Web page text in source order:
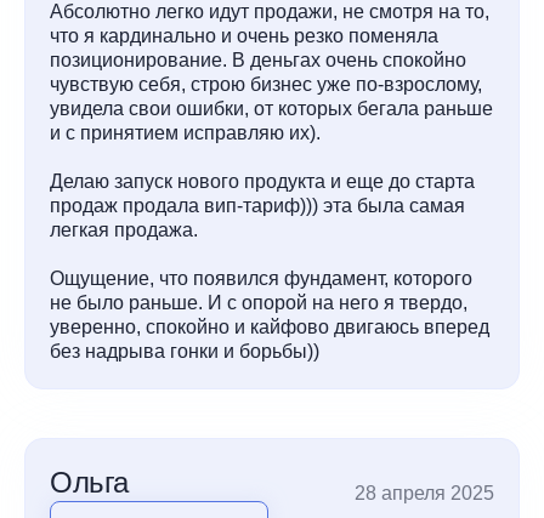
Абсолютно легко идут продажи, не смотря на то,
что я кардинально и очень резко поменяла
позиционирование. В деньгах очень спокойно
чувствую себя, строю бизнес уже по-взрослому,
увидела свои ошибки, от которых бегала раньше
и с принятием исправляю их).
Делаю запуск нового продукта и еще до старта
продаж продала вип-тариф))) эта была самая
легкая продажа.
Ощущение, что появился фундамент, которого
не было раньше. И с опорой на него я твердо,
уверенно, спокойно и кайфово двигаюсь вперед
без надрыва гонки и борьбы))
Ольга 28 апреля 2025